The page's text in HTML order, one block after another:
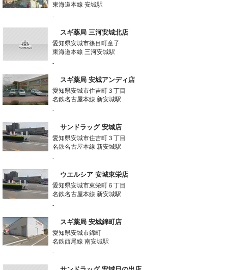
東海道本線 安城駅
-
スギ薬局 三河安城北店
愛知県安城市篠目町童子
東海道本線 三河安城駅
-
スギ薬局 安城アンディ店
愛知県安城市住吉町３丁目
名鉄名古屋本線 新安城駅
-
サンドラッグ 安城店
愛知県安城市住吉町３丁目
名鉄名古屋本線 新安城駅
-
ウエルシア 安城東栄店
愛知県安城市東栄町６丁目
名鉄名古屋本線 新安城駅
-
スギ薬局 安城錦町店
愛知県安城市錦町
名鉄西尾線 南安城駅
-